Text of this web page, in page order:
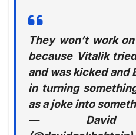
They won’t work
because Vitalik
and was kicked and
in turning
as a joke into
— David